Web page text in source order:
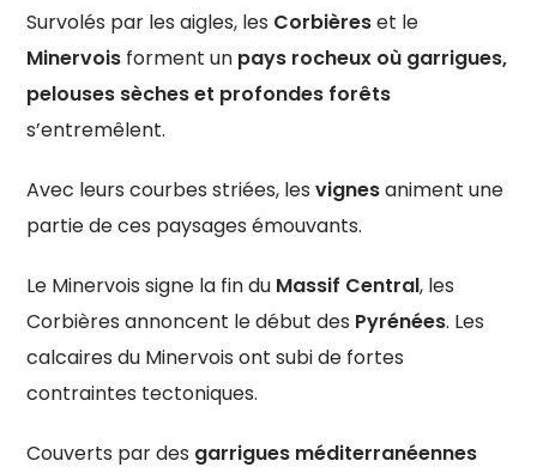
Survolés par les aigles, les Corbièreset le
Minervois forment un pays rocheux où garrigues,
pelouses sèches et profondes forêts
s’entremêlent.
Avec leurs courbes striées, lesvignesaniment une
partie de ces paysages émouvants.
Le Minervois signe la fin du Massif Central, les
Corbières annoncent le début des Pyrénées. Les
calcaires du Minervois ont subi de fortes
contraintes tectoniques.
Couverts par des garrigues méditerranéennes